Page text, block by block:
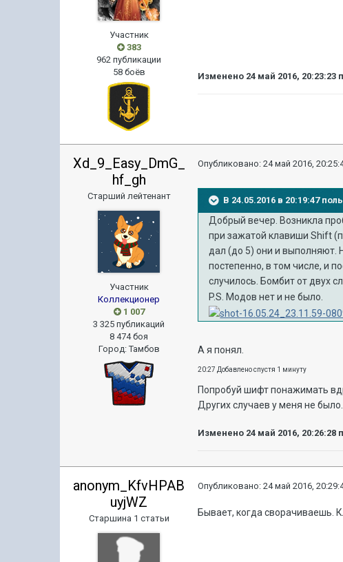
Участник
383
962 публикации
58 боёв
Изменено 24 май 2016, 20:23:23
Xd_9_Easy_DmG_
hf_gh
Старший лейтенант
Участник
Коллекционер
1 007
3 325 публикаций
8 474 боя
Город:Тамбов
Опубликовано:24 май 2016,
В 24.05.2016 в 20:19:47
Добрый вечер. Возникла
при зажатой клавиши Shift
дал (до 5) они и выполняют.
постепенно, в том числе, и
случилось. Бомбит от двух
P.S. Модов нет и не было.
А я понял.
20:27 Добавлено спустя 1 минуту
Попробуй шифт понажимать
Других случаев у меня не было.
Изменено 24 май 2016, 20:26:28
anonym_KfvHPAB
uyjWZ
Старшина 1 статьи
Опубликовано:24 май 2016,
Бывает, когда сворачиваешь.